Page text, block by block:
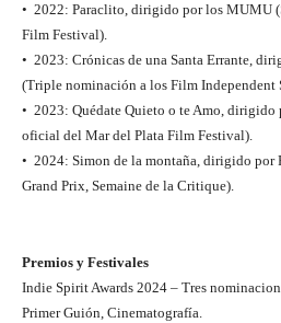
•⁠ ⁠2022: Paraclito, dirigido por los MUMU
Film Festival).
•⁠ ⁠2023: Crónicas de una Santa Errante,
(Triple nominación a los Film Independent
•⁠ ⁠2023: Quédate Quieto o te Amo, dirigido
oficial del Mar del Plata Film Festival).
•⁠ ⁠2024: Simon de la montaña, dirigido por
Grand Prix, Semaine de la Critique).
Premios y Festivales
Indie Spirit Awards 2024 – Tres
Primer Guión, Cinematografía.